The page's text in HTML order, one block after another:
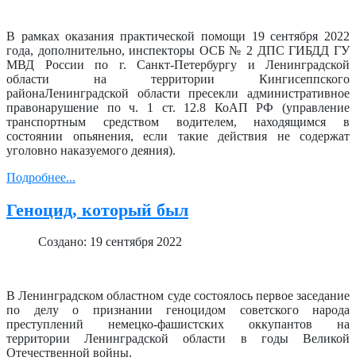
В рамках оказания практической помощи 19 сентября 2022
года, дополнительно, инспекторы ОСБ № 2 ДПС ГИБДД ГУ
МВД России по г. Санкт-Петербургу и Ленинградской
области на территории Кингисеппского
районаЛенинградской области пресекли административное
правонарушение по ч. 1 ст. 12.8 КоАП РФ (управление
транспортным средством водителем, находящимся в
состоянии опьянения, если такие действия не содержат
уголовно наказуемого деяния).
Подробнее...
Геноцид, который был
Создано: 19 сентября 2022
В Ленинградском областном суде состоялось первое заседание
по делу о признании геноцидом советского народа
преступлений немецко-фашистских оккупантов на
территории Ленинградской области в годы Великой
Отечественной войны.